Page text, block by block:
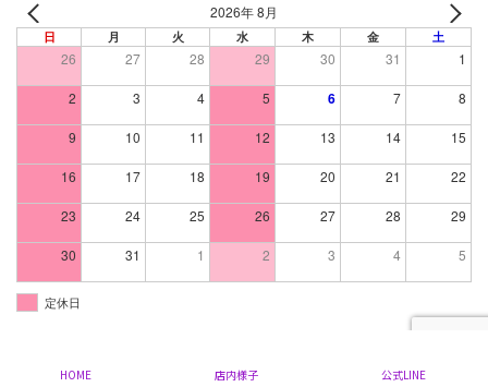
2026年 8月
日 月 火 水 木 金 土
26 27 28 29 30 31 1
2 3 4 5 6 7 8
9 10 11 12 13 14 15
16 17 18 19 20 21 22
23 24 25 26 27 28 29
30 31 1 2 3 4 5
定休日
HOME 店内様子 公式LINE